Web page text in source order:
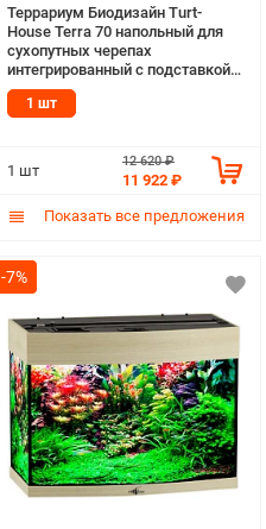
Террариум Биодизайн Turt-
House Terra 70 напольный для
сухопутных черепах
интегрированный с подставкой
венге/беленый дуб (1 шт)
1 шт
1 шт
12 620 ₽
11 922 ₽
Показать все предложения
-7%